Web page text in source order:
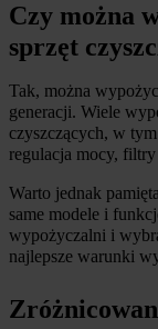
Czy można
sprzęt
Tak, można
generacji. Wiele
czyszczących, w
regulacja mocy,
Warto jednak
same modele i
wypożyczalni i
najlepsze warunki